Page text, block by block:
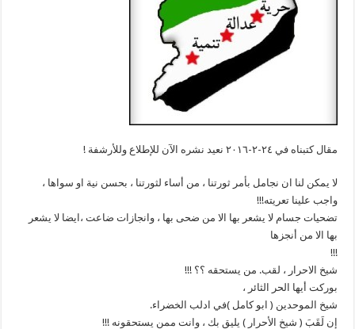
مقال كتبناه في ٢٤-٢-٢٠١٦ نعيد نشره الآن للإطلاع وللأرشفة !
لا يمكن لنا ان نجامل بأمر ثورتنا ، من أساء لثورتنا ، بحسن نية او سواها ،
واجب علينا تعريته!!!
تضحيات جسام لا يشعر بها الا من ضحى بها ، وانجازات ضاعت ،ايضا لا يشعر
بها الا من أنجزها
!!!
شيخ الاحرار ، لقب. من يستحقه ؟؟ !!!
بوركت أيها الحر الثائر ،
شيخ الموحدين ( ابو كامل )في ادلب الخضراء.
إن لَقَبَ ( شيخ الأحرار ) يليق بك ، وانت ممن يستحقونه !!!